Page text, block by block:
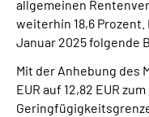
allgemeinen
weiterhin 18,6 Prozent.
Januar 2025 folgende
Mit der Anhebung des
EUR auf 12,82 EUR